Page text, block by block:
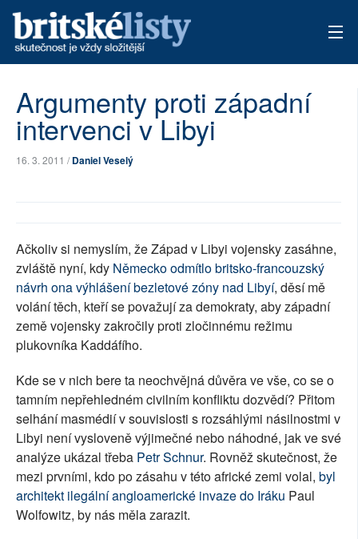
ARCHIV
TÉMATA
Argumenty proti západní
intervenci v Libyi
16. 3. 2011 /Daniel Veselý
Ačkoliv si nemyslím, že Západ v Libyi vojensky zasáhne,
zvláště nyní, kdy Německo odmítlo britsko-francouzský
návrh ona výhlášení bezletové zóny nad Libyí, děsí mě
volání těch, kteří se považují za demokraty, aby západní
země vojensky zakročily proti zločinnému režimu
plukovníka Kaddáfího.
Kde se v nich bere ta neochvějná důvěra ve vše, co se o
tamním nepřehledném civilním konfliktu dozvědí? Přitom
selhání masmédií v souvislosti s rozsáhlými násilnostmi v
Libyi není vysloveně výjimečné nebo náhodné, jak ve své
analýze ukázal třeba Petr Schnur. Rovněž skutečnost, že
mezi prvními, kdo po zásahu v této africké zemi volal, byl
architekt ilegální angloamerické invaze do Iráku Paul
Wolfowitz, by nás měla zarazit.